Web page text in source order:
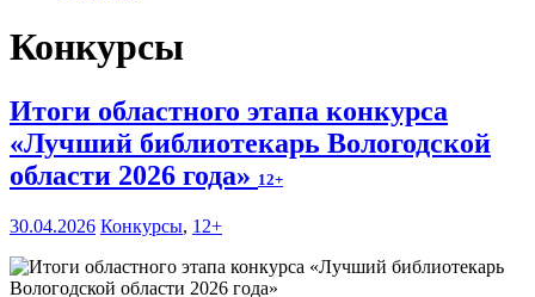
Конкурсы
Итоги областного этапа конкурса
«Лучший библиотекарь Вологодской
области 2026 года» 12+
30.04.2026 Конкурсы, 12+